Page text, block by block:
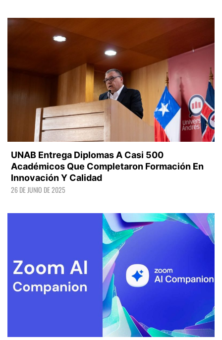
UNAB Entrega Diplomas A Casi 500
Académicos Que Completaron Formación En
Innovación Y Calidad
26 DE JUNIO DE 2025